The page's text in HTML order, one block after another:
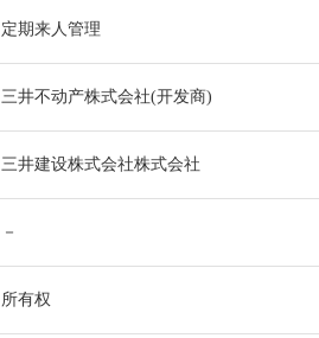
定期来人管理
三井不动产株式会社(开发商)
三井建设株式会社株式会社
－
所有权